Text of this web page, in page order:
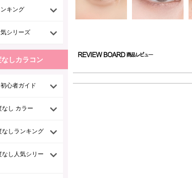
キング
シリーズ
なしカラコン
心者ガイド
なし カラー
なしランキング
なし人気シリー